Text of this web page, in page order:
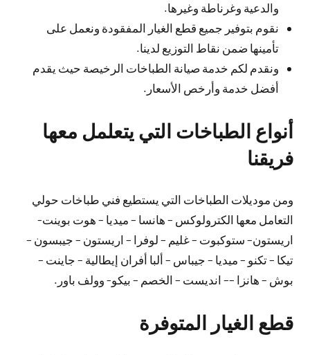
والدعية وغرناطة وغيرها.
نقوم بتوفير جميع قطع الغيار المفقودة ونعمل على
تأمينها ضمن نقاط التوزيع لدينا.
ونقدم لكم خدمة صيانة الطباخات الرخيصة حيث يقدم
أفضل خدمة وأرخص الأسعار.
أنواع الطباخات التي يتعلمل معها
فريقنا
ومن موديلات الطباخات التي يستطيع فني طباخات حولي
التعامل معها الكترولوكس – هانسا – ميديا – هوت بوينت-
اريستون– ستوكبوت – غليم – لوفرا – اريستون – جيبسون –
تيكا – تكنو – ميديا – جيباس – ألبا أفران إيطالية – جاينت –
بوش – هانزا –– انديست – الخصم – بيكو- وولف باور.
قطع الغيار المتوفرة